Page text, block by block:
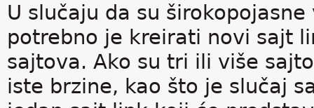
U slučaju da su
potrebno je kreirati novi sajt
sajtova. Ako su tri ili više
iste brzine, kao što je slučaj